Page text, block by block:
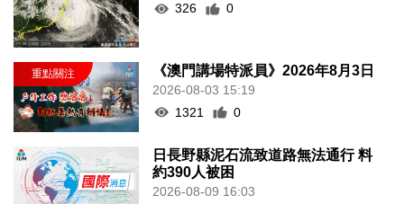
326
0
《澳門講場特派員》2026年8月3日
2026-08-03 15:19
1321
0
日長野縣泥石流致道路無法通行 料
約390人被困
2026-08-09 16:03